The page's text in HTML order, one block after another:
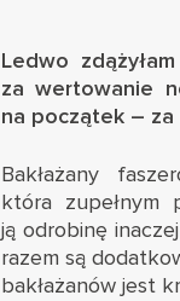
Ledwo
za wertowanie
na początek – za
Bakłażany
która zupełnym
ją odrobinę
razem są
bakłażanów jest